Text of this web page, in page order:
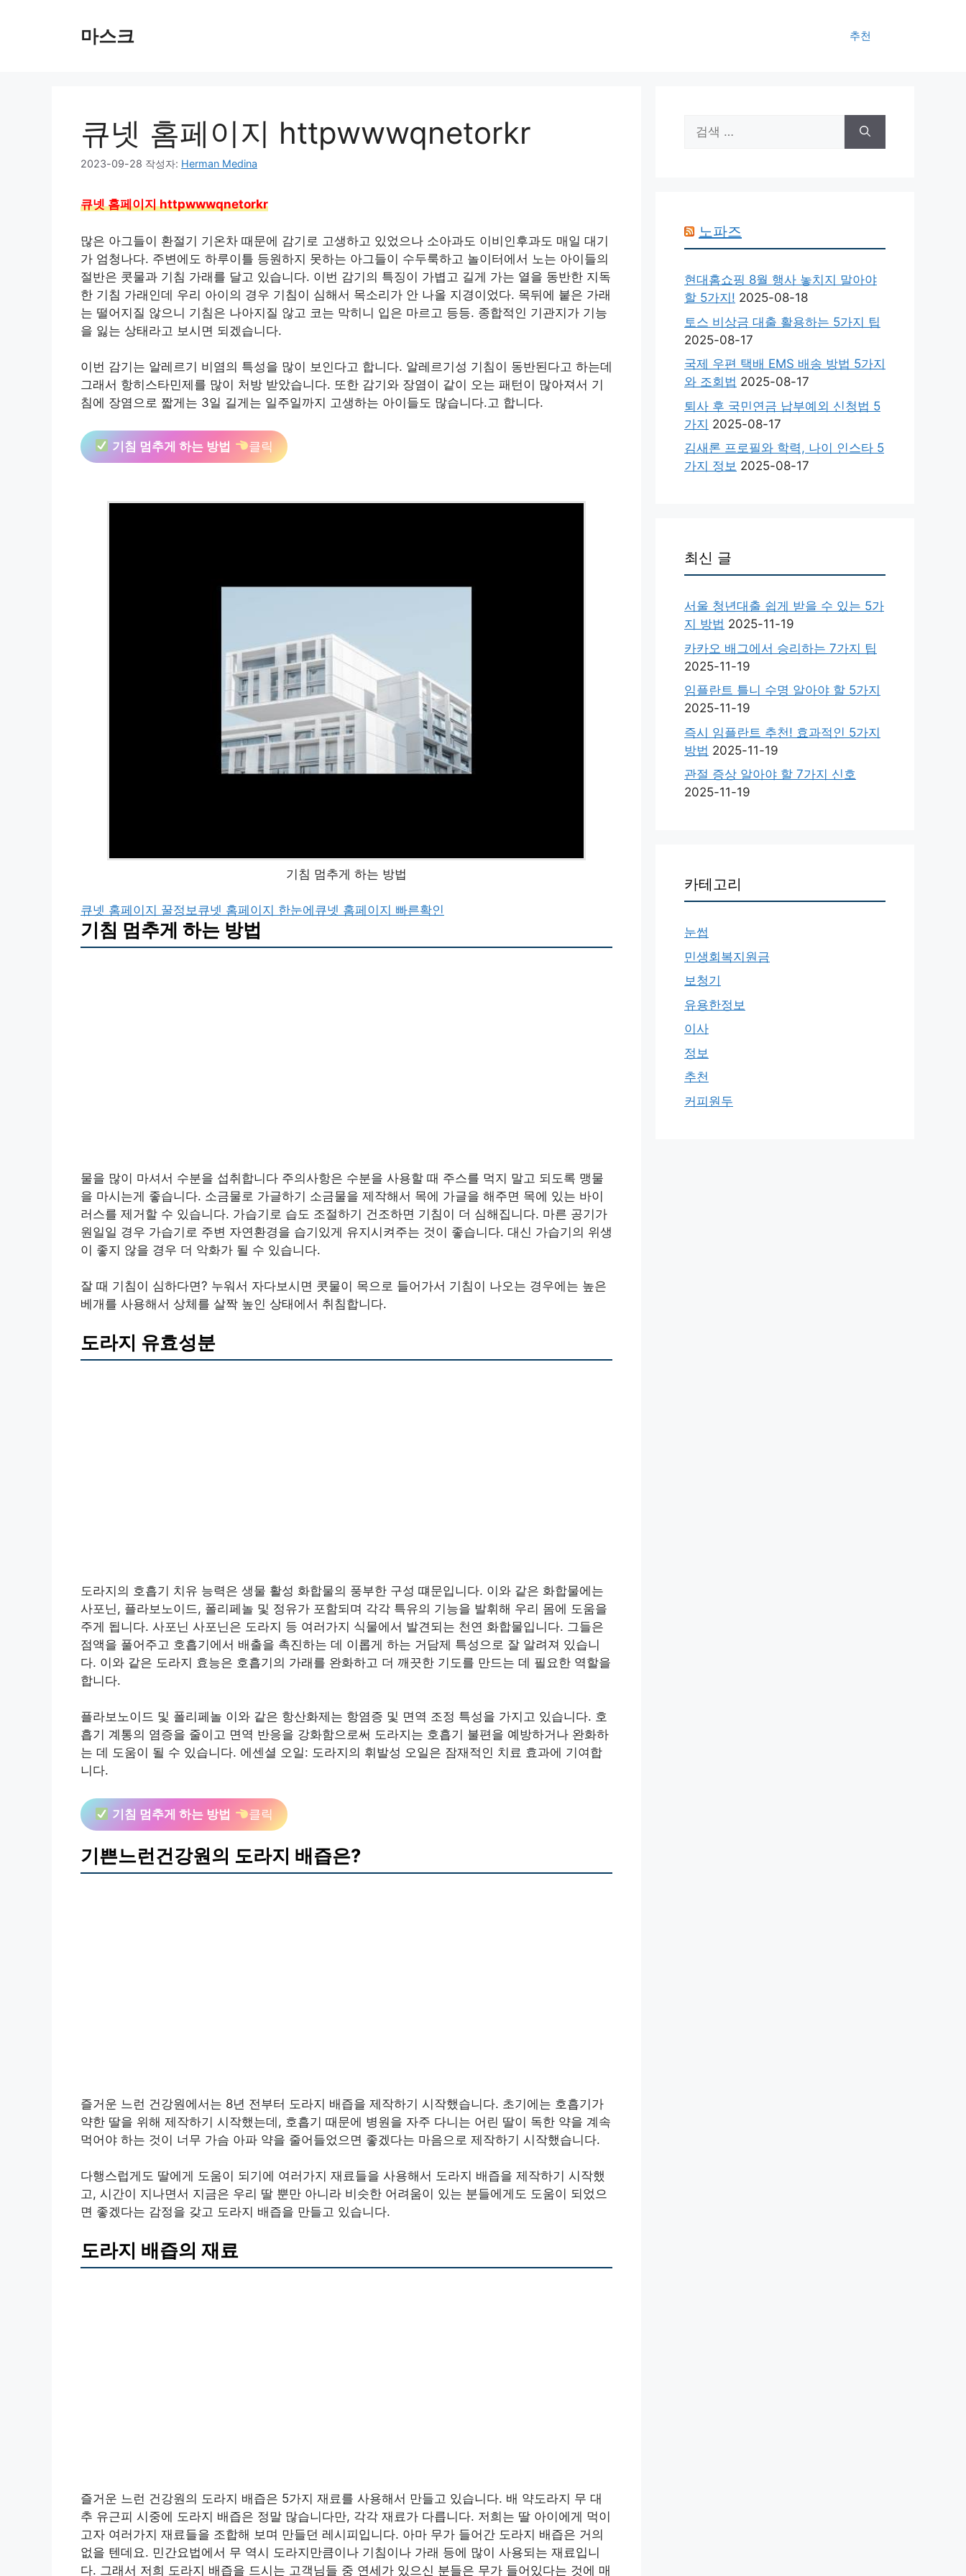
마스크 추천
큐넷 홈페이지 httpwwwqnetorkr
2023-09-28 작성자: Herman Medina
큐넷 홈페이지 httpwwwqnetorkr
많은 아그들이 환절기 기온차 때문에 감기로 고생하고 있었으나 소아과도 이비인후과도 매일 대기
가 엄청나다. 주변에도 하루이틀 등원하지 못하는 아그들이 수두룩하고 놀이터에서 노는 아이들의
절반은 콧물과 기침 가래를 달고 있습니다. 이번 감기의 특징이 가볍고 길게 가는 열을 동반한 지독
한 기침 가래인데 우리 아이의 경우 기침이 심해서 목소리가 안 나올 지경이었다. 목뒤에 붙은 가래
는 떨어지질 않으니 기침은 나아지질 않고 코는 막히니 입은 마르고 등등. 종합적인 기관지가 기능
을 잃는 상태라고 보시면 되겠습니다.
이번 감기는 알레르기 비염의 특성을 많이 보인다고 합니다. 알레르기성 기침이 동반된다고 하는데
그래서 항히스타민제를 많이 처방 받았습니다. 또한 감기와 장염이 같이 오는 패턴이 많아져서 기
침에 장염으로 짧게는 3일 길게는 일주일까지 고생하는 아이들도 많습니다.고 합니다.
기침 멈추게 하는 방법 클릭
기침 멈추게 하는 방법
큐넷 홈페이지 꿀정보 큐넷 홈페이지 한눈에큐넷 홈페이지 빠른확인
기침 멈추게 하는 방법
물을 많이 마셔서 수분을 섭취합니다 주의사항은 수분을 사용할 때 주스를 먹지 말고 되도록 맹물
을 마시는게 좋습니다. 소금물로 가글하기 소금물을 제작해서 목에 가글을 해주면 목에 있는 바이
러스를 제거할 수 있습니다. 가습기로 습도 조절하기 건조하면 기침이 더 심해집니다. 마른 공기가
원일일 경우 가습기로 주변 자연환경을 습기있게 유지시켜주는 것이 좋습니다. 대신 가습기의 위생
이 좋지 않을 경우 더 악화가 될 수 있습니다.
잘 때 기침이 심하다면? 누워서 자다보시면 콧물이 목으로 들어가서 기침이 나오는 경우에는 높은
베개를 사용해서 상체를 살짝 높인 상태에서 취침합니다.
도라지 유효성분
도라지의 호흡기 치유 능력은 생물 활성 화합물의 풍부한 구성 떄문입니다. 이와 같은 화합물에는
사포닌, 플라보노이드, 폴리페놀 및 정유가 포함되며 각각 특유의 기능을 발휘해 우리 몸에 도움을
주게 됩니다. 사포닌 사포닌은 도라지 등 여러가지 식물에서 발견되는 천연 화합물입니다. 그들은
점액을 풀어주고 호흡기에서 배출을 촉진하는 데 이롭게 하는 거담제 특성으로 잘 알려져 있습니
다. 이와 같은 도라지 효능은 호흡기의 가래를 완화하고 더 깨끗한 기도를 만드는 데 필요한 역할을
합니다.
플라보노이드 및 폴리페놀 이와 같은 항산화제는 항염증 및 면역 조정 특성을 가지고 있습니다. 호
흡기 계통의 염증을 줄이고 면역 반응을 강화함으로써 도라지는 호흡기 불편을 예방하거나 완화하
는 데 도움이 될 수 있습니다. 에센셜 오일: 도라지의 휘발성 오일은 잠재적인 치료 효과에 기여합
니다.
기침 멈추게 하는 방법 클릭
기쁜느런건강원의 도라지 배즙은?
즐거운 느런 건강원에서는 8년 전부터 도라지 배즙을 제작하기 시작했습니다. 초기에는 호흡기가
약한 딸을 위해 제작하기 시작했는데, 호흡기 때문에 병원을 자주 다니는 어린 딸이 독한 약을 계속
먹어야 하는 것이 너무 가슴 아파 약을 줄어들었으면 좋겠다는 마음으로 제작하기 시작했습니다.
다행스럽게도 딸에게 도움이 되기에 여러가지 재료들을 사용해서 도라지 배즙을 제작하기 시작했
고, 시간이 지나면서 지금은 우리 딸 뿐만 아니라 비슷한 어려움이 있는 분들에게도 도움이 되었으
면 좋겠다는 감정을 갖고 도라지 배즙을 만들고 있습니다.
도라지 배즙의 재료
즐거운 느런 건강원의 도라지 배즙은 5가지 재료를 사용해서 만들고 있습니다. 배 약도라지 무 대
추 유근피 시중에 도라지 배즙은 정말 많습니다만, 각각 재료가 다릅니다. 저희는 딸 아이에게 먹이
고자 여러가지 재료들을 조합해 보며 만들던 레시피입니다. 아마 무가 들어간 도라지 배즙은 거의
없을 텐데요. 민간요법에서 무 역시 도라지만큼이나 기침이나 가래 등에 많이 사용되는 재료입니
다. 그래서 저희 도라지 배즙을 드시는 고객님들 중 연세가 있으신 분들은 무가 들어있다는 것에 매
색:
노파즈
현대홈쇼핑 8월 행사 놓치지 말아야
할 5가지! 2025-08-18
토스 비상금 대출 활용하는 5가지 팁
2025-08-17
국제 우편 택배 EMS 배송 방법 5가지
와 조회법 2025-08-17
퇴사 후 국민연금 납부예외 신청법 5
가지 2025-08-17
김새론 프로필와 학력, 나이 인스타 5
가지 정보 2025-08-17
최신 글
서울 청년대출 쉽게 받을 수 있는 5가
지 방법 2025-11-19
카카오 배그에서 승리하는 7가지 팁
2025-11-19
임플란트 틀니 수명 알아야 할 5가지
2025-11-19
즉시 임플란트 추천! 효과적인 5가지
방법 2025-11-19
관절 증상 알아야 할 7가지 신호
2025-11-19
카테고리
눈썹
민생회복지원금
보청기
유용한정보
이사
정보
추천
커피원두